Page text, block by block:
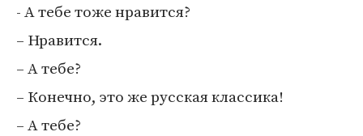
- А тебе тоже нравится?
– Нравится.
– А тебе?
– Конечно, это же русская классика!
– А тебе?